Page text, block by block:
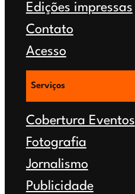
Edições impressas
Contato
Acesso
Serviços
Cobertura Eventos
Fotografia
Jornalismo
Publicidade